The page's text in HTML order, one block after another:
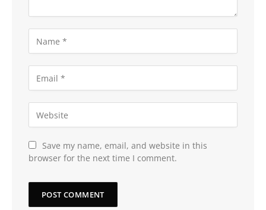
Save my name, email, and website in this
browser for the next time I comment.